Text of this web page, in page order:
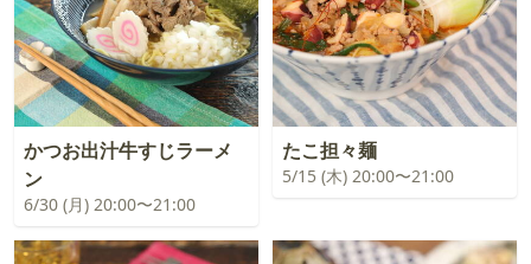
かつお出汁牛すじラーメ
ン
6/30 (月) 20:00〜21:00
たこ担々麺
5/15 (木) 20:00〜21:00